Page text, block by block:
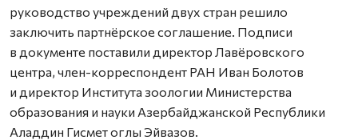
руководство учреждений двух стран решило
заключить партнёрское соглашение. Подписи
в документе поставили директор Лавёровского
центра, член-корреспондент РАН Иван Болотов
и директор Института зоологии Министерства
образования и науки Азербайджанской Республики
Аладдин Гисмет оглы Эйвазов.